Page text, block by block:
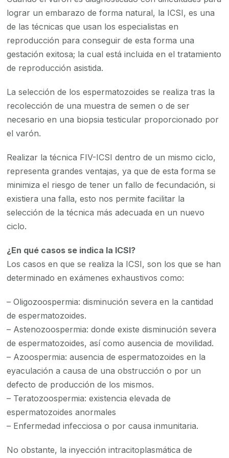
lograr un embarazo de forma natural, la ICSI, es una
de las técnicas que usan los especialistas en
reproducción para conseguir de esta forma una
gestación exitosa; la cual está incluida en el tratamiento
de reproducción asistida.
La selección de los espermatozoides se realiza tras la
recolección de una muestra de semen o de ser
necesario en una biopsia testicular proporcionado por
el varón.
Realizar la técnica FIV-ICSI dentro de un mismo ciclo,
representa grandes ventajas, ya que de esta forma se
minimiza el riesgo de tener un fallo de fecundación, si
existiera una falla, esto nos permite facilitar la
selección de la técnica más adecuada en un nuevo
ciclo.
¿En qué casos se indica la ICSI?
Los casos en que se realiza la ICSI, son los que se han
determinado en exámenes exhaustivos como:
– Oligozoospermia: disminución severa en la cantidad
de espermatozoides.
– Astenozoospermia: donde existe disminución severa
de espermatozoides, así como ausencia de movilidad.
– Azoospermia: ausencia de espermatozoides en la
eyaculación a causa de una obstrucción o por un
defecto de producción de los mismos.
– Teratozoospermia: existencia elevada de
espermatozoides anormales
– Enfermedad infecciosa o por causa inmunitaria.
No obstante, la inyección intracitoplasmática de